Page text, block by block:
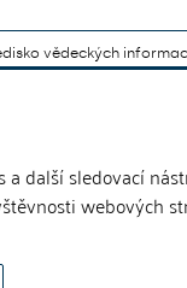
další sledovací
webových
vědeckých